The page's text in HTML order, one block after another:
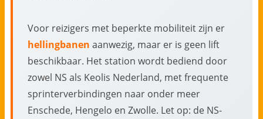
Voor reizigers met beperkte mobiliteit zijn er
hellingbanen aanwezig, maar er is geen lift
beschikbaar. Het station wordt bediend door
zowel NS als Keolis Nederland, met frequente
sprinterverbindingen naar onder meer
Enschede, Hengelo en Zwolle. Let op: de NS-